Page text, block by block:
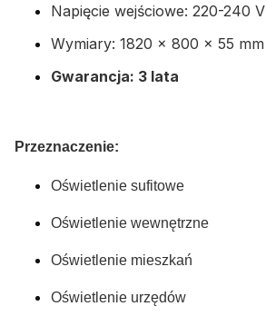
Napięcie wejściowe: 220-240 V
Wymiary: 1820 x 800 x 55 mm
Gwarancja: 3 lata
Przeznaczenie:
Oświetlenie sufitowe
Oświetlenie wewnętrzne
Oświetlenie mieszkań
Oświetlenie urzędów